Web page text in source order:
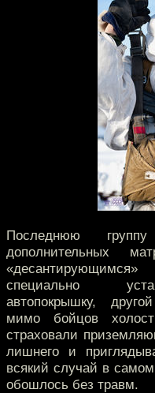
Последнюю
дополнительных
специально
автопокрышку,
мимо бойцов
страховали
лишнего и
всякий случай в
обошлось без травм.